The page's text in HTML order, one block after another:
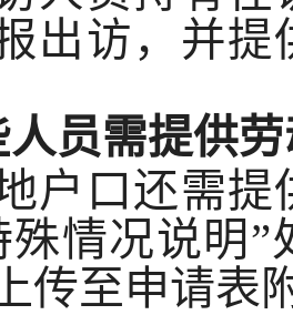
出访，并
人员需提供
户口还需提
殊情况说明
传至申请表